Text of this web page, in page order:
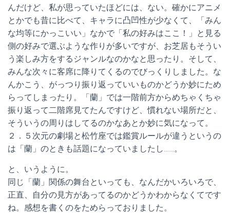
んだけど、私が思っていたほどには、ない。確かにアニメ
とかでも昔に比べて、キャラに凸凹性が少なくて、「みん
な均等にかっこいい」なかで「私の好みはここ！」と見る
側の好みで選ぶような作りが多いですが、お芝居もそうい
う楽しみ方をするジャンルなのかなと思ったり。そして、
みんな次々に客席に降りてくるのでびっくりしました。な
んかこう、がっつり振り返っていいものかどうか妙にため
らってしまったり。「蘭」では一階前方からめちゃくちゃ
振り返って二階席見てたんですけど、慣れない場所だと、
そういうの周りはしてるのかなあとか妙に気になって。
２．５次元の劇場と松竹座では鑑賞ルールが違うというの
は「蘭」のときも話題になっていましたし……。
と、いうように。
同じ「蘭」関係の舞台といっても、なんだかいろいろで、
正直、自分の見方があってるのかどうかわからなくてです
ね。感想を書くのをためらっておりました。